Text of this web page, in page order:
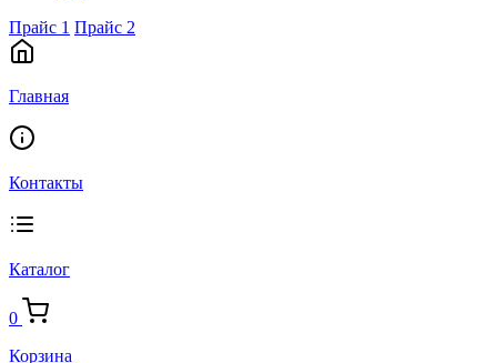
Прайс 1 Прайс 2
Главная
Контакты
Каталог
0
Корзина